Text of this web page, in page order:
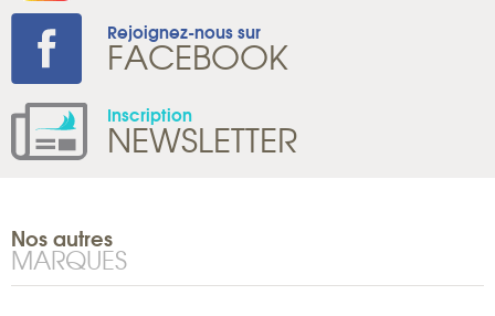
Rejoignez-nous sur
FACEBOOK
Inscription
NEWSLETTER
Nos autres
MARQUES